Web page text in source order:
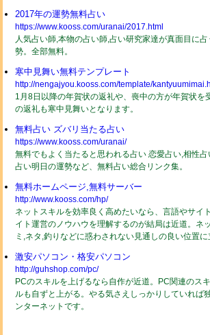
2017年の運勢無料占い
https://www.kooss.com/uranai/2017.html
人気占い師,本物の占い師,占い研究家達が真面目に
勢。全部無料。
寒中見舞い無料テンプレート
http://nengajyou.kooss.com/template/
1月8日以降の年賀状の返礼や、喪中の方が年賀状を
の返礼も寒中見舞いとなります。
無料占い ズバリ当たる占い
https://www.kooss.com/uranai/
無料でもよく当たると思われる占い 恋愛占い,相性
占い明日の運勢など、無料占い総合リンク集。
無料ホームページ,無料サーバー
http://www.kooss.com/hp/
ネットスキルを効率良く高めたいなら、言語やサイ
イト運営のノウハウを理解するのが結局は近道。ネ
ミ,ネタ,釣りなどに惑わされない見通しの良い位置に
激安パソコン・格安パソコン
http://guhshop.com/pc/
PCのスキルを上げるなら自作が近道。PC関連のス
ルも自ずと上がる。やる気さえしっかりしていれば
ンターネットです。